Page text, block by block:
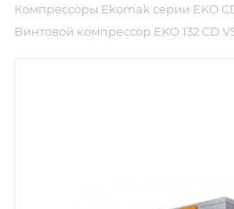
Компрессоры Ekomak серии EKO
Винтовой компрессор EKO 132 CD